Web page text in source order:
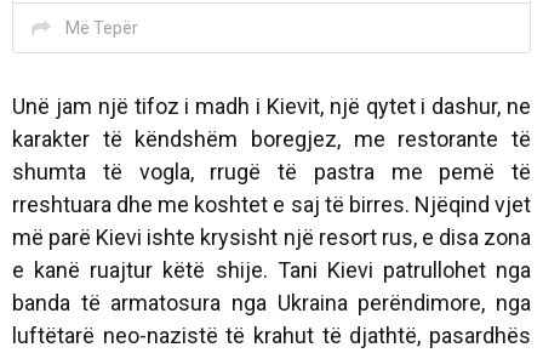
Më Tepër
Unë jam një tifoz i madh i Kievit, një qytet i dashur, ne
karakter të këndshëm boregjez, me restorante të
shumta të vogla, rrugë të pastra me pemë të
rreshtuara dhe me koshtet e saj të birres. Njëqind vjet
më parë Kievi ishte krysisht një resort rus, e disa zona
e kanë ruajtur këtë shije. Tani Kievi patrullohet nga
banda të armatosura nga Ukraina perëndimore, nga
luftëtarë neo-nazistë të krahut të djathtë, pasardhës